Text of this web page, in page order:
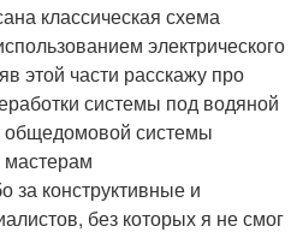
классическая схема
электрического
этой части расскажу про
системы под водяной
общедомовой системы
мастерам
за конструктивные и
без которых я не смог